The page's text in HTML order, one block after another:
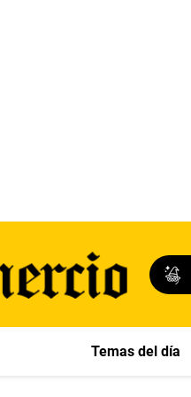
Temas del día